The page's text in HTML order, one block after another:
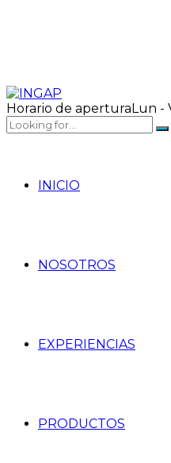
Horario de aperturaLun -
INICIO
NOSOTROS
EXPERIENCIAS
PRODUCTOS